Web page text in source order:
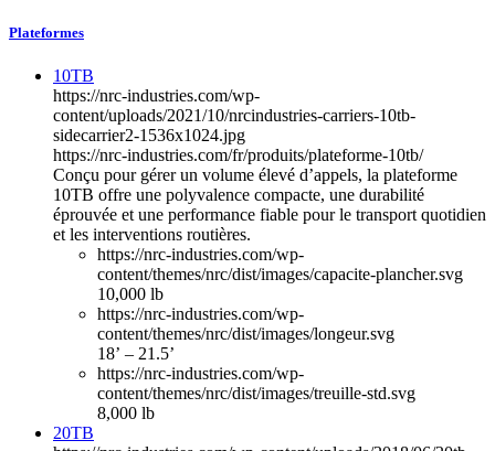
Plateformes
10TB
https://nrc-industries.com/wp-
content/uploads/2021/10/nrcindustries-carriers-10tb-
sidecarrier2-1536x1024.jpg
https://nrc-industries.com/fr/produits/plateforme-10tb/
Conçu pour gérer un volume élevé d’appels, la plateforme
10TB offre une polyvalence compacte, une durabilité
éprouvée et une performance fiable pour le transport quotidien
et les interventions routières.
https://nrc-industries.com/wp-
content/themes/nrc/dist/images/capacite-plancher.svg
10,000 lb
https://nrc-industries.com/wp-
content/themes/nrc/dist/images/longeur.svg
18’ – 21.5’
https://nrc-industries.com/wp-
content/themes/nrc/dist/images/treuille-std.svg
8,000 lb
20TB